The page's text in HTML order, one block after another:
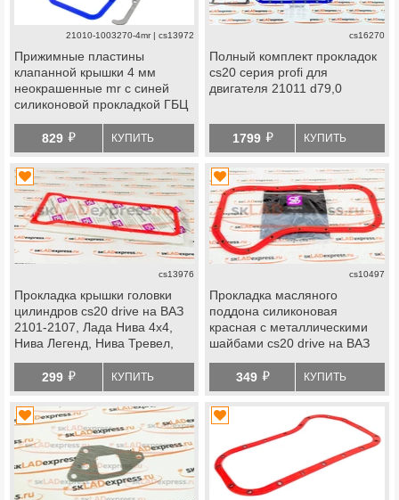
21010-1003270-4mr | cs13972
Прижимные пластины
клапанной крышки 4 мм
неокрашенные mr с синей
силиконовой прокладкой ГБЦ
Лада Нива 4х4, Нива Легенд,
Нива Тревел, Шевроле Нива
829 й КУПИТЬ
cs16270
Полный комплект прокладок
cs20 серия profi для
двигателя 21011 d79,0
1799 й КУПИТЬ
cs13976
Прокладка крышки головки
цилиндров cs20 drive на ВАЗ
2101-2107, Лада Нива 4х4,
Нива Легенд, Нива Тревел,
299 й КУПИТЬ
cs10497
Прокладка масляного
поддона силиконовая
красная с металлическими
шайбами cs20 drive на ВАЗ
Шевроле/Лада Нива 2123
349 й КУПИТЬ